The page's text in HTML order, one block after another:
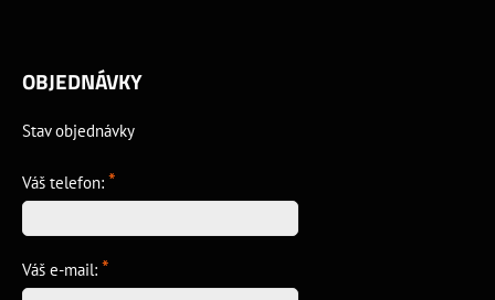
OBJEDNÁVKY
Stav objednávky
Váš telefon: *
Váš e-mail: *